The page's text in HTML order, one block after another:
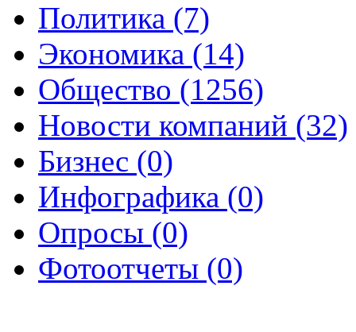
Политика (7)
Экономика (14)
Общество (1256)
Новости компаний (32)
Бизнес (0)
Инфографика (0)
Опросы (0)
Фотоотчеты (0)